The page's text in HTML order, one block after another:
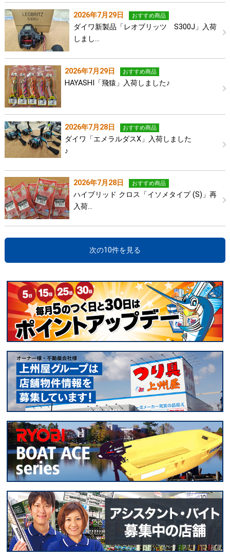
2026年7月29日 おすすめ商品
ダイワ新製品「レオブリッツ S300J」入荷
しまし…
2026年7月29日 おすすめ商品
HAYASHI「飛猿」入荷しました♪
2026年7月28日 おすすめ商品
ダイワ「エメラルダスX」入荷しました
♪
2026年7月28日 おすすめ商品
ハイブリッド クロス「イソメタイプ (S)」再
入荷…
次の10件を見る